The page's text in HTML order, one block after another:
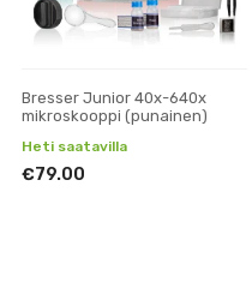
Bresser Junior 40x-640x
mikroskooppi (punainen)
Heti saatavilla
€79.00